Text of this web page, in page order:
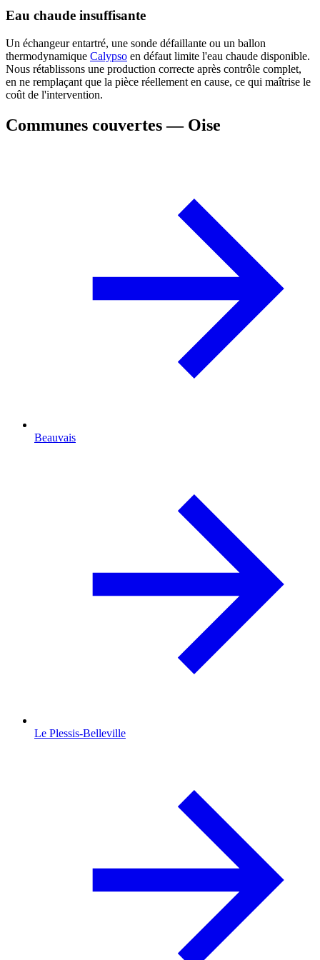
Eau chaude insuffisante
Un échangeur entartré, une sonde défaillante ou un ballon
thermodynamique Calypso en défaut limite l'eau chaude disponible.
Nous rétablissons une production correcte après contrôle complet,
en ne remplaçant que la pièce réellement en cause, ce qui maîtrise le
coût de l'intervention.
Communes couvertes — Oise
Beauvais
Le Plessis-Belleville